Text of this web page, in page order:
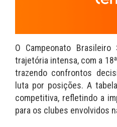
O Campeonato
trajetória intensa, com a
trazendo confrontos
luta por posições. A
competitiva, refletindo a
para os clubes envolvidos